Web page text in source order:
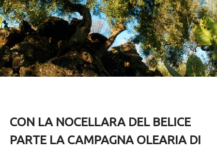
CON LA NOCELLARA DEL BELICE
PARTE LA CAMPAGNA OLEARIA DI